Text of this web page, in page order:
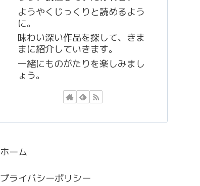
ようやくじっくりと読めるよう
に。
味わい深い作品を探して、きま
まに紹介していきます。
一緒にものがたりを楽しみまし
ょう。
ホーム
プライバシーポリシー